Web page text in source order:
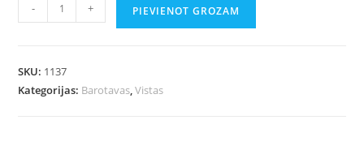
- + PIEVIENOT GROZAM
SKU: 1137
Kategorijas: Barotavas,Vistas